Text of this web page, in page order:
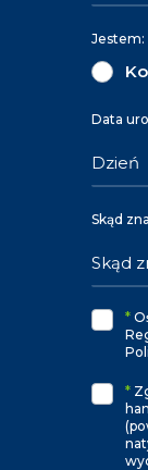
Jestem:
Data
Skąd
*
*